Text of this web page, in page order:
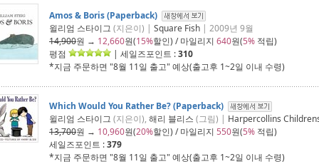
Amos & Boris (Paperback)
윌리엄 스타이그 (지은이) | Square Fish | 2009년 9월
14,900원 → 12,660원(15%할인) / 마일리지 640원(5% 적립)
평점
| 세일즈포인트 :310
*지금 주문하면 "8월 11일 출고" 예상(출고후 1~2일 이내 수령)
Which Would You Rather Be? (Paperback)
윌리엄 스타이그 (지은이), 해리 블리스 (그림) | Harpercollins
13,700원 → 10,960원(20%할인) / 마일리지 550원(5% 적립)
세일즈포인트 :379
*지금 주문하면 "8월 11일 출고" 예상(출고후 1~2일 이내 수령)